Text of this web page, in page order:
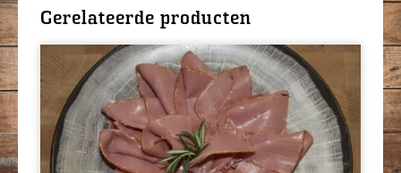
Gerelateerde producten